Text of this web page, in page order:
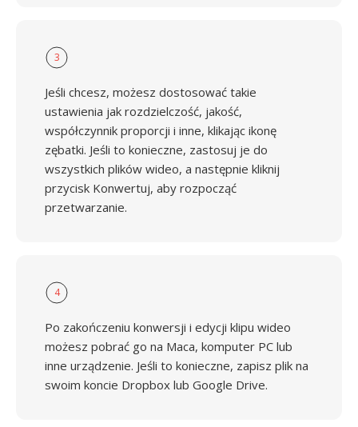
3
Jeśli chcesz, możesz dostosować takie
ustawienia jak rozdzielczość, jakość,
współczynnik proporcji i inne, klikając ikonę
zębatki. Jeśli to konieczne, zastosuj je do
wszystkich plików wideo, a następnie kliknij
przycisk Konwertuj, aby rozpocząć
przetwarzanie.
4
Po zakończeniu konwersji i edycji klipu wideo
możesz pobrać go na Maca, komputer PC lub
inne urządzenie. Jeśli to konieczne, zapisz plik na
swoim koncie Dropbox lub Google Drive.